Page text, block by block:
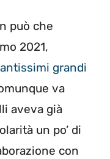
può che
2021,
grandi
va
aveva già
un po’ di
con